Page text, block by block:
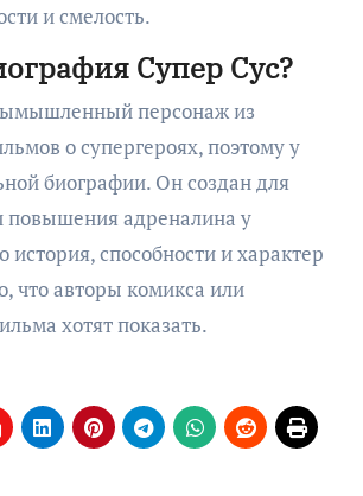
и смелость.
Супер Сус?
персонаж из
о супергероях, поэтому у
биографии. Он создан для
повышения адреналина у
история, способности и характер
что авторы комикса или
хотят показать.